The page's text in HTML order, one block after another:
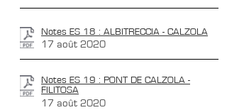
Notes ES 18 : ALBITRECCIA - CALZOLA
17 août 2020
Notes ES 19 : PONT DE CALZOLA -
FILITOSA
17 août 2020